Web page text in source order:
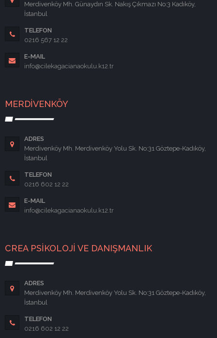
Merdivenköy Mh. Günaydın Sk. Nakış Çıkmazı No:3 Kadıköy,
İstanbul
TELEFON
0216 567 12 22
E-MAIL
info@cilekagacianaokulu.k12.tr
MERDİVENKÖY
ADRES
Merdivenköy Mh. Merdivenköy Yolu Sk. No:31 Göztepe-Kadıköy,
İstanbul
TELEFON
0216 602 12 22
E-MAIL
info@cilekagacianaokulu.k12.tr
CREA PSİKOLOJİ VE DANIŞMANLIK
ADRES
Merdivenköy Mh. Merdivenköy Yolu Sk. No:31 Göztepe-Kadıköy,
İstanbul
TELEFON
0216 602 12 22